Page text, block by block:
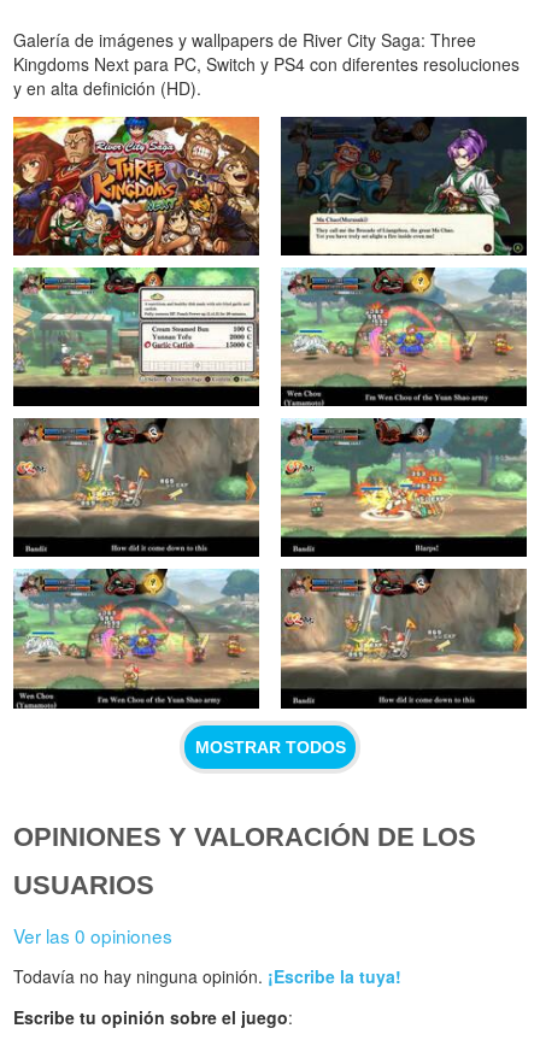
Galería de imágenes y wallpapers de River City Saga: Three
Kingdoms Next para PC, Switch y PS4 con diferentes resoluciones
y en alta definición (HD).
MOSTRAR TODOS
OPINIONES Y VALORACIÓN DE LOS
USUARIOS
Ver las 0 opiniones
Todavía no hay ninguna opinión. ¡Escribe la tuya!
Escribe tu opinión sobre el juego: